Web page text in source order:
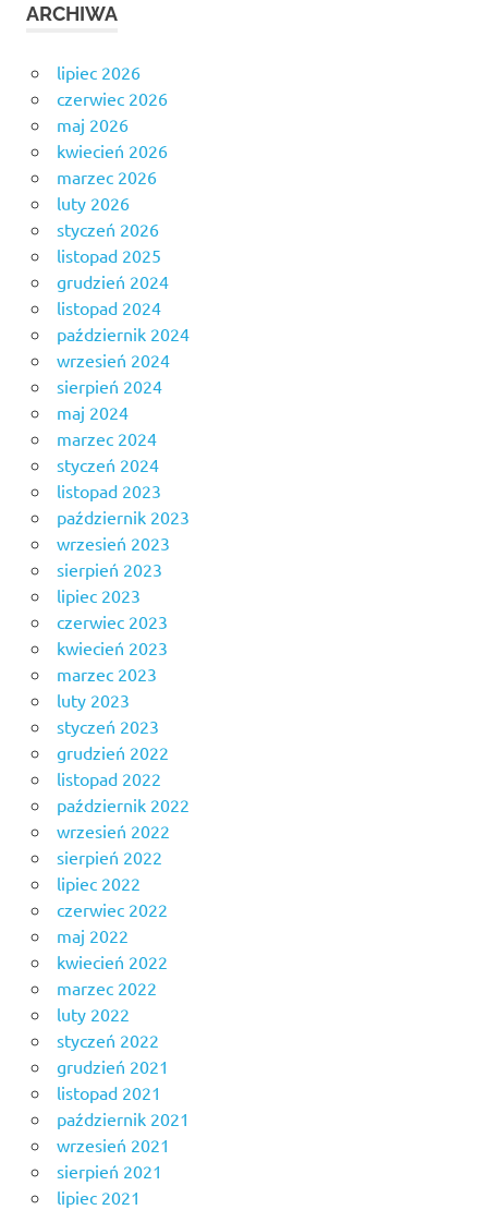
ARCHIWA
lipiec 2026
czerwiec 2026
maj 2026
kwiecień 2026
marzec 2026
luty 2026
styczeń 2026
listopad 2025
grudzień 2024
listopad 2024
październik 2024
wrzesień 2024
sierpień 2024
maj 2024
marzec 2024
styczeń 2024
listopad 2023
październik 2023
wrzesień 2023
sierpień 2023
lipiec 2023
czerwiec 2023
kwiecień 2023
marzec 2023
luty 2023
styczeń 2023
grudzień 2022
listopad 2022
październik 2022
wrzesień 2022
sierpień 2022
lipiec 2022
czerwiec 2022
maj 2022
kwiecień 2022
marzec 2022
luty 2022
styczeń 2022
grudzień 2021
listopad 2021
październik 2021
wrzesień 2021
sierpień 2021
lipiec 2021